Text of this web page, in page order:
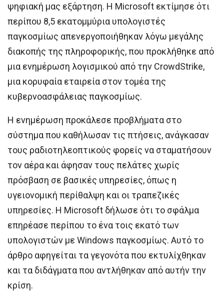
ψηφιακή μας εξάρτηση. Η Microsoft εκτίμησε ότι
περίπου 8,5 εκατομμύρια υπολογιστές
παγκοσμίως απενεργοποιήθηκαν λόγω μεγάλης
διακοπής της πληροφορικής, που προκλήθηκε από
μια ενημέρωση λογισμικού από την CrowdStrike,
μια κορυφαία εταιρεία στον τομέα της
κυβερνοασφάλειας παγκοσμίως.
Η ενημέρωση προκάλεσε προβλήματα στο
σύστημα που καθήλωσαν τις πτήσεις, ανάγκασαν
τους ραδιοτηλεοπτικούς φορείς να σταματήσουν
τον αέρα και άφησαν τους πελάτες χωρίς
πρόσβαση σε βασικές υπηρεσίες, όπως η
υγειονομική περίθαλψη και οι τραπεζικές
υπηρεσίες. Η Microsoft δήλωσε ότι το σφάλμα
επηρέασε περίπου το ένα τοις εκατό των
υπολογιστών με Windows παγκοσμίως. Αυτό το
άρθρο αφηγείται τα γεγονότα που εκτυλίχθηκαν
και τα διδάγματα που αντλήθηκαν από αυτήν την
κρίση.